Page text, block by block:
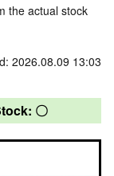
the actual stock
2026.08.09 13:03
〇